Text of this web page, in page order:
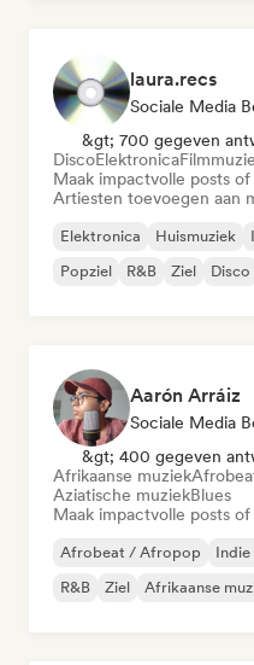
laura.recs
Sociale Media
&gt; 700 gegeven
DiscoElektronica
Maak impactvolle posts
Artiesten toevoegen aan
Elektronica Huismuziek
Popziel
R&B Ziel Disco
Aarón Arráiz
Sociale Media
&gt; 400 gegeven
Afrikaanse muziek
Aziatische muziekBlues
Maak impactvolle posts
Afrobeat / Afropop
R&B
Ziel Afrikaanse